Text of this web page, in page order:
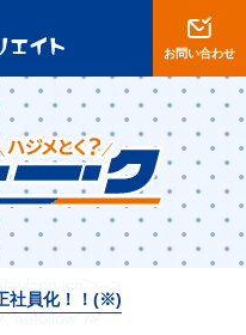
お問い合わせ
社員化！！(※)
width, initial-scale=1,
ムページ制作・ECサイト
favicon.ico">-->
nofollow' />